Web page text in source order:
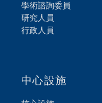
學術諮詢委員
研究人員
行政人員
中心設施